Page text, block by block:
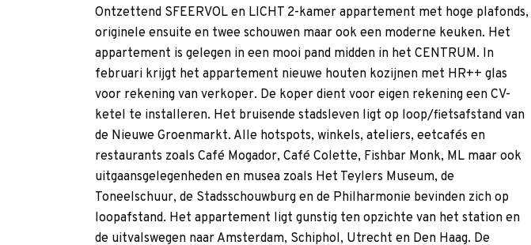
Ontzettend SFEERVOL en LICHT 2-kamer appartement met hoge plafonds,
originele ensuite en twee schouwen maar ook een moderne keuken. Het
appartement is gelegen in een mooi pand midden in het CENTRUM. In
februari krijgt het appartement nieuwe houten kozijnen met HR++ glas
voor rekening van verkoper. De koper dient voor eigen rekening een CV-
ketel te installeren. Het bruisende stadsleven ligt op loop/fietsafstand van
de Nieuwe Groenmarkt. Alle hotspots, winkels, ateliers, eetcafés en
restaurants zoals Café Mogador, Café Colette, Fishbar Monk, ML maar ook
uitgaansgelegenheden en musea zoals Het Teylers Museum, de
Toneelschuur, de Stadsschouwburg en de Philharmonie bevinden zich op
loopafstand. Het appartement ligt gunstig ten opzichte van het station en
de uitvalswegen naar Amsterdam, Schiphol, Utrecht en Den Haag. De